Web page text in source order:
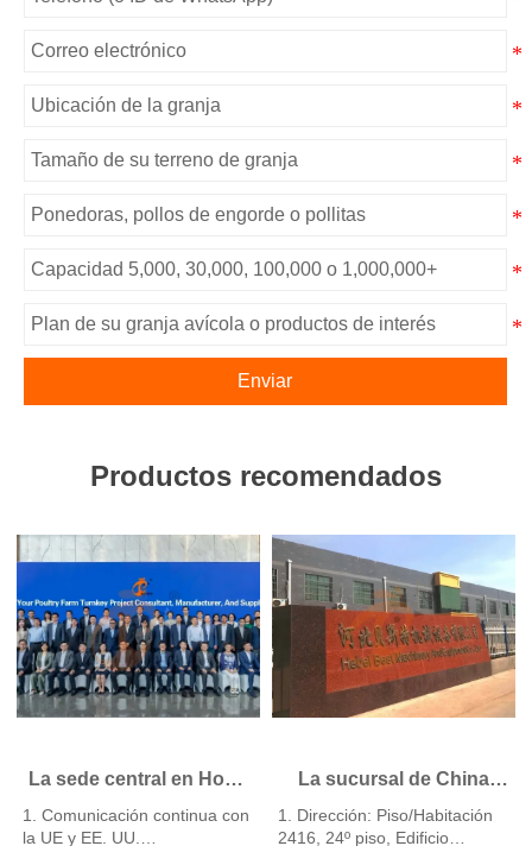
Enviar
Productos recomendados
La sede central en Hong
Kong ofrece soluciones
para granjas avícolas
1. Comunicación continua con
la UE y EE. UU.
La sucursal de China
ofrece un plan de
negocio para granjas
1. Dirección: Piso/Habitación
2416, 24º piso, Edificio